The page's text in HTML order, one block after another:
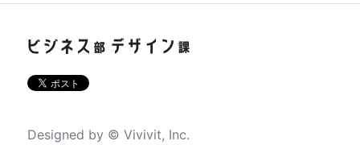
Designed by © Vivivit, Inc.